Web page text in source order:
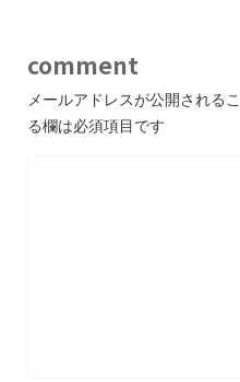
comment
メールアドレスが公開される
る欄は必須項目です